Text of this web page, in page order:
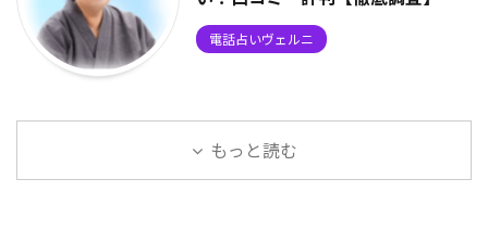
電話占いヴェルニ
もっと読む